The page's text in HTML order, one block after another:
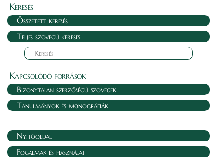
Keresés
Összetett keresés
Teljes szövegű keresés
Kapcsolódó források
Bizonytalan szerzőségű szövegek
Tanulmányok és monográfiák
Nyitóoldal
Fogalmak és használat